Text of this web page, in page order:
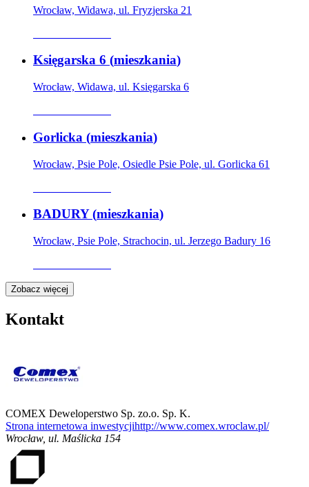
Wrocław, Widawa, ul. Fryzjerska 21
Księgarska 6 (mieszkania)
Wrocław, Widawa, ul. Księgarska 6
Gorlicka (mieszkania)
Wrocław, Psie Pole, Osiedle Psie Pole, ul. Gorlicka 61
BADURY (mieszkania)
Wrocław, Psie Pole, Strachocin, ul. Jerzego Badury 16
Zobacz więcej
Kontakt
COMEX Deweloperstwo Sp. zo.o. Sp. K.
Strona internetowa inwestycjihttp://www.comex.wroclaw.pl/
Wrocław, ul. Maślicka 154